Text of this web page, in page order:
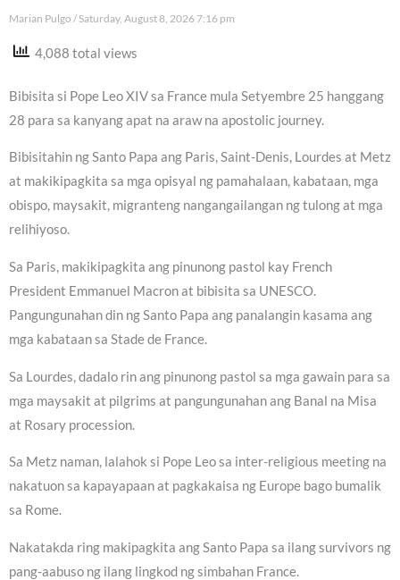
Marian Pulgo Saturday, August 8, 2026 7:16 pm
4,088 total views
Bibisita si Pope Leo XIV sa France mula Setyembre 25 hanggang
28 para sa kanyang apat na araw na apostolic journey.
Bibisitahin ng Santo Papa ang Paris, Saint-Denis, Lourdes at Metz
at makikipagkita sa mga opisyal ng pamahalaan, kabataan, mga
obispo, maysakit, migranteng nangangailangan ng tulong at mga
relihiyoso.
Sa Paris, makikipagkita ang pinunong pastol kay French
President Emmanuel Macron at bibisita sa UNESCO.
Pangungunahan din ng Santo Papa ang panalangin kasama ang
mga kabataan sa Stade de France.
Sa Lourdes, dadalo rin ang pinunong pastol sa mga gawain para sa
mga maysakit at pilgrims at pangungunahan ang Banal na Misa
at Rosary procession.
Sa Metz naman, lalahok si Pope Leo sa inter-religious meeting na
nakatuon sa kapayapaan at pagkakaisa ng Europe bago bumalik
sa Rome.
Nakatakda ring makipagkita ang Santo Papa sa ilang survivors ng
pang-aabuso ng ilang lingkod ng simbahan France.